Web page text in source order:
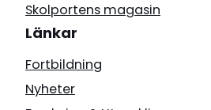
Skolportens magasin
Länkar
Fortbildning
Nyheter